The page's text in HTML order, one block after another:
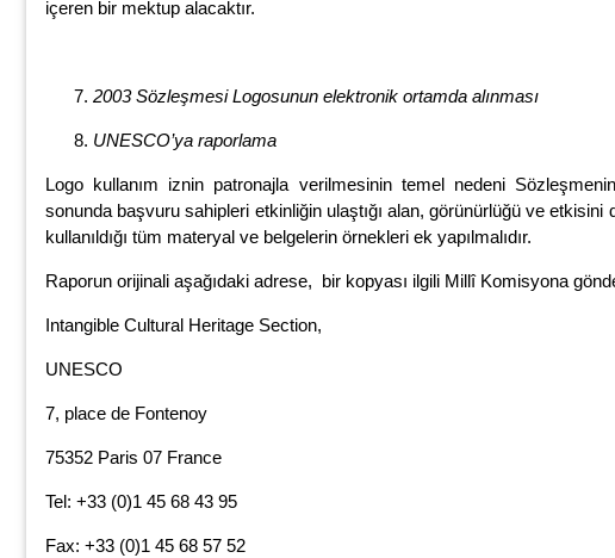
içeren bir mektup alacaktır.
2003 Sözleşmesi Logosunun elektronik ortamda alınması
UNESCO’ya raporlama
Logo kullanım iznin patronajla verilmesinin temel nedeni
sonunda başvuru sahipleri etkinliğin ulaştığı alan, görünürlüğü ve etkisini
kullanıldığı tüm materyal ve belgelerin örnekleri ek yapılmalıdır.
Raporun orijinali aşağıdaki adrese, bir kopyası ilgili Millî Komisyona
Intangible Cultural Heritage Section,
UNESCO
7, place de Fontenoy
75352 Paris 07 France
Tel: +33 (0)1 45 68 43 95
Fax: +33 (0)1 45 68 57 52